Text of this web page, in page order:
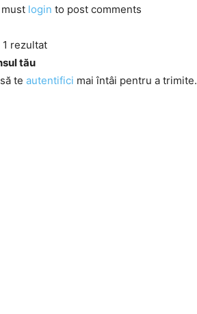
login to post comments
rezultat
tău
te autentifici mai întâi pentru a trimite.